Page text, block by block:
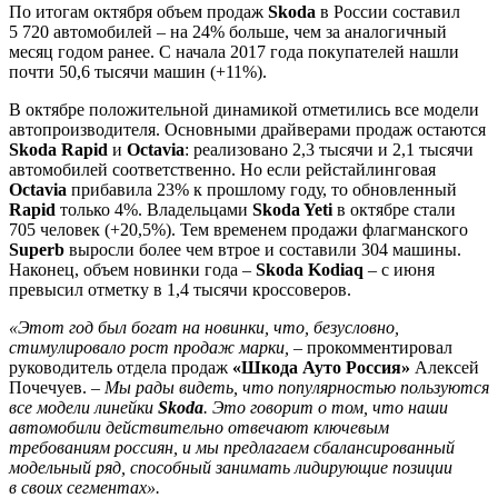
По итогам октября объем продаж Skoda в России составил
5 720 автомобилей – на 24% больше, чем за аналогичный
месяц годом ранее. С начала 2017 года покупателей нашли
почти 50,6 тысячи машин (+11%).
В октябре положительной динамикой отметились все модели
автопроизводителя. Основными драйверами продаж остаются
Skoda Rapid и Octavia: реализовано 2,3 тысячи и 2,1 тысячи
автомобилей соответственно. Но если рейстайлинговая
Octavia прибавила 23% к прошлому году, то обновленный
Rapid только 4%. Владельцами Skoda Yeti в октябре стали
705 человек (+20,5%). Тем временем продажи флагманского
Superb выросли более чем втрое и составили 304 машины.
Наконец, объем новинки года – Skoda Kodiaq – с июня
превысил отметку в 1,4 тысячи кроссоверов.
«Этот год был богат на новинки, что, безусловно,
стимулировало рост продаж марки, – прокомментировал
руководитель отдела продаж «Шкода Ауто Россия» Алексей
Почечуев. – Мы рады видеть, что популярностью пользуются
все модели линейки Skoda. Это говорит о том, что наши
автомобили действительно отвечают ключевым
требованиям россиян, и мы предлагаем сбалансированный
модельный ряд, способный занимать лидирующие позиции
в своих сегментах».